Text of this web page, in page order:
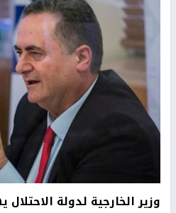
وزير الخارجية لدولة الاحتلال